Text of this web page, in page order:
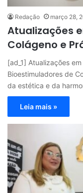
Redação março 28,
Atualizações
Colágeno e
[ad_1] Atualizações
Bioestimuladores de
da estética e da
Leia mais »